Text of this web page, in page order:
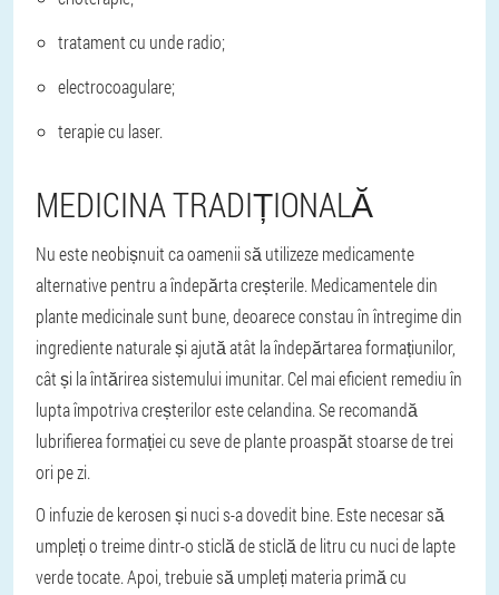
tratament cu unde radio;
electrocoagulare;
terapie cu laser.
MEDICINA TRADIȚIONALĂ
Nu este neobișnuit ca oamenii să utilizeze medicamente
alternative pentru a îndepărta creșterile. Medicamentele din
plante medicinale sunt bune, deoarece constau în întregime din
ingrediente naturale și ajută atât la îndepărtarea formațiunilor,
cât și la întărirea sistemului imunitar. Cel mai eficient remediu în
lupta împotriva creșterilor este celandina. Se recomandă
lubrifierea formației cu seve de plante proaspăt stoarse de trei
ori pe zi.
O infuzie de kerosen și nuci s-a dovedit bine. Este necesar să
umpleți o treime dintr-o sticlă de sticlă de litru cu nuci de lapte
verde tocate. Apoi, trebuie să umpleți materia primă cu